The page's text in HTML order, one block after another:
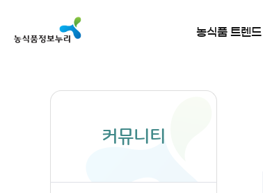
농식품 트렌드
커뮤니티